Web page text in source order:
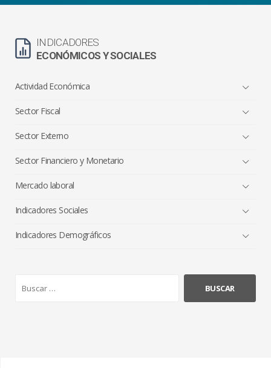
INDICADORES
ECONÓMICOS Y SOCIALES
Actividad Económica
Sector Fiscal
Sector Externo
Sector Financiero y Monetario
Mercado laboral
Indicadores Sociales
Indicadores Demográficos